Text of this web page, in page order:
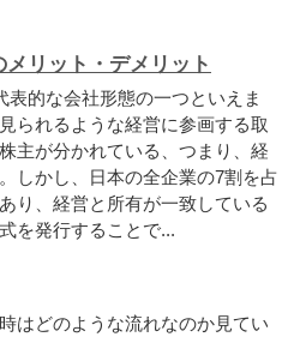
リット・デメリット
表的な会社形態の一つといえま
られるような経営に参画する取
主が分かれている、つまり、経
しかし、日本の全企業の7割を占
り、経営と所有が一致している
を発行することで...
はどのような流れなのか見てい